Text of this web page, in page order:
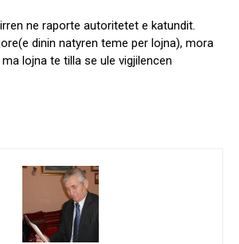
ne raporte autoritetet e katundit.
dinin natyren teme per lojna), mora
lojna te tilla se ule vigjilencen